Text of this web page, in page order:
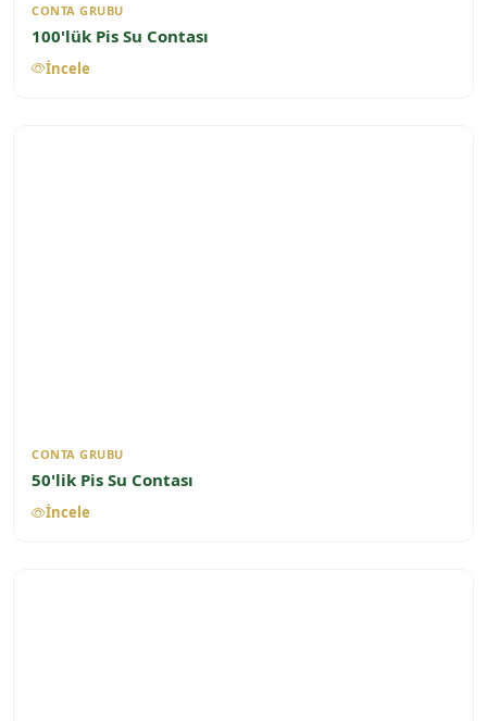
CONTA GRUBU
100'lük Pis Su Contası
İncele
CONTA GRUBU
50'lik Pis Su Contası
İncele